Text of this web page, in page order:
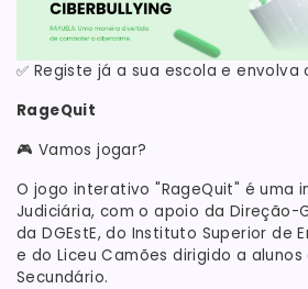
✅ Registe já a sua escola e envolva
RageQuit
🎮 Vamos jogar?
O jogo interativo "RageQuit" é uma
Judiciária, com o apoio da Direção-
da DGEstE, do Instituto Superior de
e do Liceu Camões dirigido a alunos
Secundário.